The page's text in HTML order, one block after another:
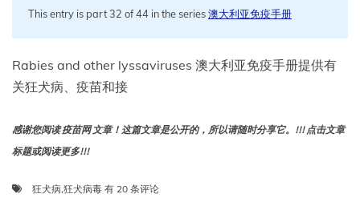
This entry is part 32 of 44 in the series澳大利亚免疫手册
Rabies and other lyssaviruses 澳大利亚免疫手册提供有
关狂犬病、疫苗和接
感谢您阅读 疫苗网 文章！这篇文章是公开的，所以请随时分享它。!!! 点击文章
标题或阅读更多!!!
狂犬病,狂犬病毒 狂
有 20 条评论